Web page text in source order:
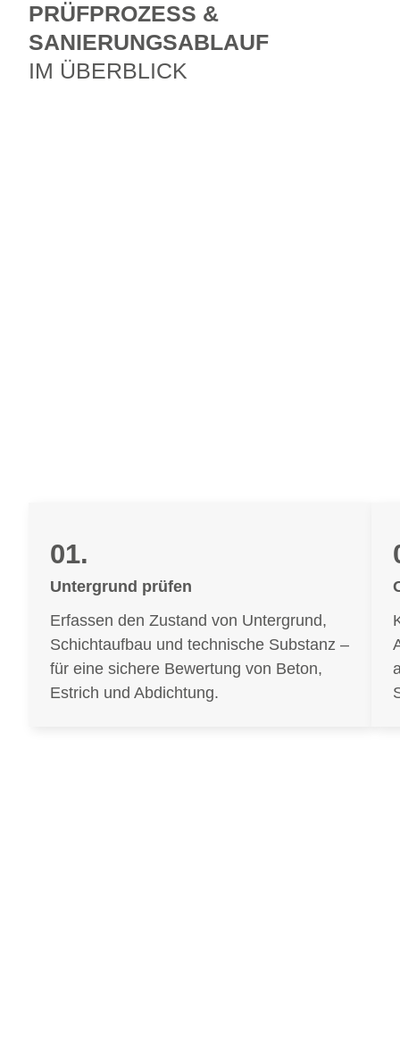
PRÜFPROZESS &
SANIERUNGSABLAUF
IM ÜBERBLICK
01.
Untergrund prüfen
Erfassen den Zustand von Untergrund,
Schichtaufbau und technische Substanz –
für eine sichere Bewertung von Beton,
Estrich und Abdichtung.